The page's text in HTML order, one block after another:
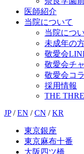
医師紹介
当院について
当院につ
未成年の
敬愛会
敬愛会チ
敬愛会コ
採用情報
THE
JP / EN / CN / KR
東京銀座
東京麻布十番
大阪四ツ橋